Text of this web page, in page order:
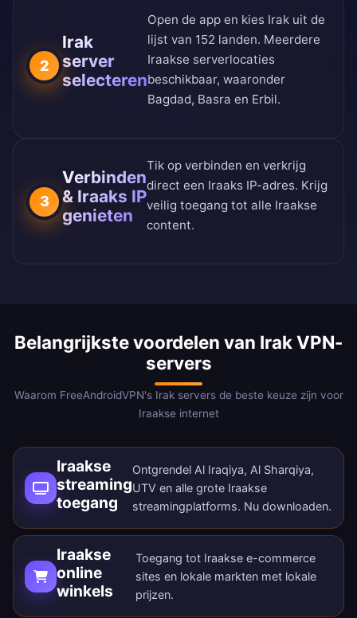
2
Irak
server
selecteren
Open de app en kies Irak uit de
lijst van 152 landen. Meerdere
Iraakse serverlocaties
beschikbaar, waaronder
Bagdad, Basra en Erbil.
3
Verbinden
& Iraaks IP
genieten
Tik op verbinden en verkrijg
direct een Iraaks IP-adres. Krijg
veilig toegang tot alle Iraakse
content.
Belangrijkste voordelen van Irak VPN-
servers
Waarom FreeAndroidVPN's Irak servers de beste keuze zijn voor
Iraakse internet
Iraakse
streaming
toegang
Ontgrendel Al Iraqiya, Al Sharqiya,
UTV en alle grote Iraakse
streamingplatforms. Nu downloaden.
Iraakse
online
winkels
Toegang tot Iraakse e-commerce
sites en lokale markten met lokale
prijzen.